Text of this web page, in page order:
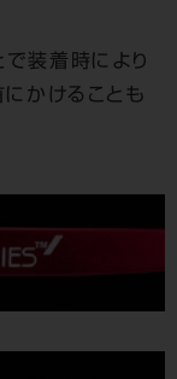
で装着時により
にかけることも